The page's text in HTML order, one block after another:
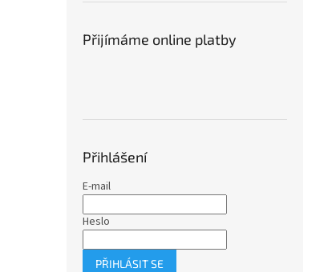
Přijímáme online platby
Přihlášení
E-mail
Heslo
PŘIHLÁSIT SE